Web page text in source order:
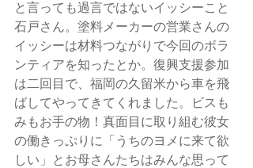
と言っても過言ではないイッシーこと
石戸さん。塗料メーカーの営業さんの
イッシーは材料つながりで今回のボラ
ンティアを知ったとか。復興支援参加
は二回目で、福岡の久留米から車を飛
ばしてやってきてくれました。ビスも
みもお手の物！真面目に取り組む彼女
の働きっぷりに「うちのヨメに来て欲
しい」とお母さんたちはみんな思って